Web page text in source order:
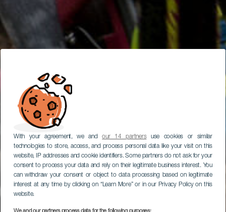
With your agreement, we andour 14 partnersuse cookies or similar
technologies to store, access, and process personal data like your visit on this
website, IP addresses and cookie identifiers. Some partners do not ask for your
consent to process your data and rely on their legitimate business interest. You
can withdraw your consent or object to data processing based on legitimate
interest at any time by clicking on “Learn More” or in our Privacy Policy on this
website.